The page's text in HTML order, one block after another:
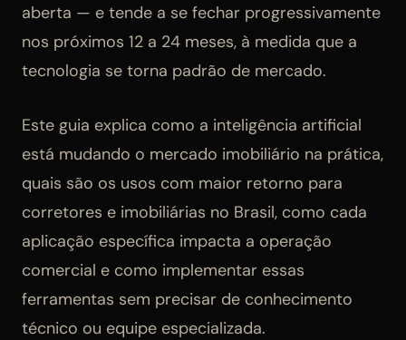
aberta — e tende a se fechar progressivamente
nos próximos 12 a 24 meses, à medida que a
tecnologia se torna padrão de mercado.
Este guia explica como a inteligência artificial
está mudando o mercado imobiliário na prática,
quais são os usos com maior retorno para
corretores e imobiliárias no Brasil, como cada
aplicação específica impacta a operação
comercial e como implementar essas
ferramentas sem precisar de conhecimento
técnico ou equipe especializada.